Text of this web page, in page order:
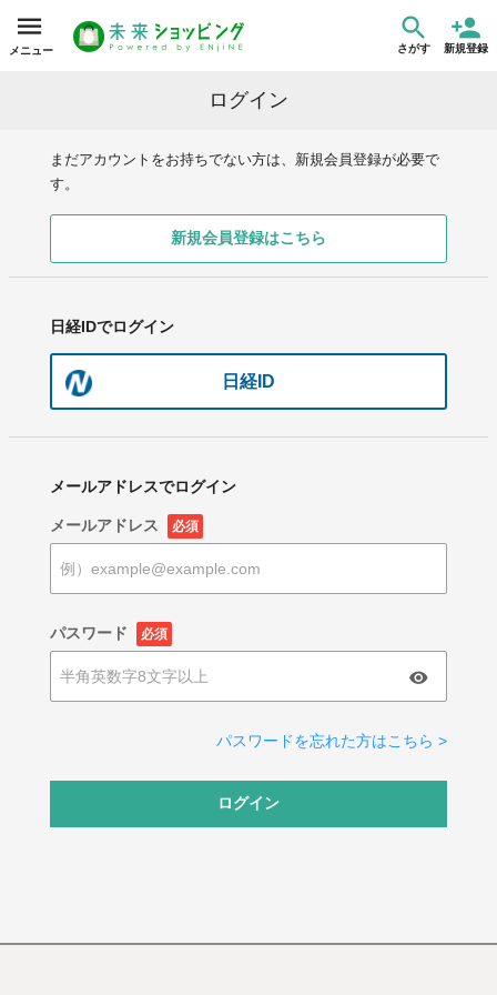
メニュー さがす 新規登録
ログイン
まだアカウントをお持ちでない方は、新規会員登録が必要で
す。
新規会員登録はこちら
日経IDでログイン
日経ID
メールアドレスでログイン
メールアドレス 必須
パスワード 必須
パスワードを忘れた方はこちら >
ログイン